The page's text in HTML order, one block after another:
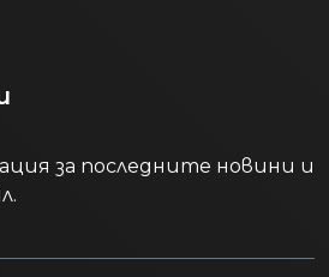
за последните новини и